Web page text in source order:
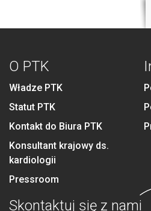
O PTK
Władze PTK
Statut PTK
Kontakt do Biura PTK
Konsultant krajowy ds.
kardiologii
Pressroom
Skontaktuj się z nami